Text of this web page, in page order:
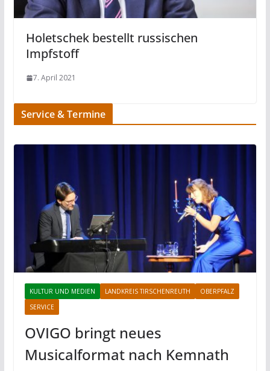
Holetschek bestellt russischen
Impfstoff
7. April 2021
Service & Termine
KULTUR UND MEDIEN LANDKREIS TIRSCHENREUTH
OBERPFALZ
SERVICE
OVIGO bringt neues
Musicalformat nach Kemnath